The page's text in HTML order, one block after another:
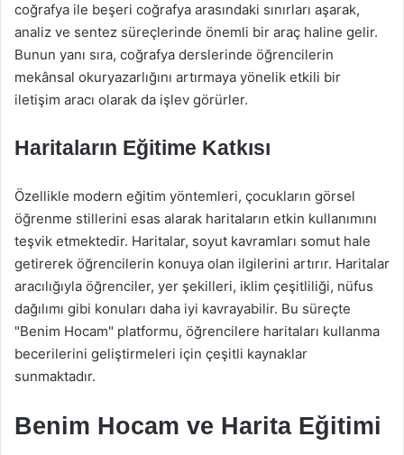
coğrafya ile beşeri coğrafya arasındaki sınırları aşarak,
analiz ve sentez süreçlerinde önemli bir araç haline gelir.
Bunun yanı sıra, coğrafya derslerinde öğrencilerin
mekânsal okuryazarlığını artırmaya yönelik etkili bir
iletişim aracı olarak da işlev görürler.
Haritaların Eğitime Katkısı
Özellikle modern eğitim yöntemleri, çocukların görsel
öğrenme stillerini esas alarak haritaların etkin kullanımını
teşvik etmektedir. Haritalar, soyut kavramları somut hale
getirerek öğrencilerin konuya olan ilgilerini artırır. Haritalar
aracılığıyla öğrenciler, yer şekilleri, iklim çeşitliliği, nüfus
dağılımı gibi konuları daha iyi kavrayabilir. Bu süreçte
"Benim Hocam" platformu, öğrencilere haritaları kullanma
becerilerini geliştirmeleri için çeşitli kaynaklar
sunmaktadır.
Benim Hocam ve Harita Eğitimi